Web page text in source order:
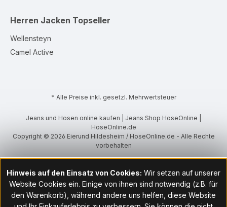
Herren Jacken Topseller
Wellensteyn
Camel Active
* Alle Preise inkl. gesetzl. Mehrwertsteuer
Jeans und Hosen online kaufen | Jeans Shop HoseOnline |
HoseOnline.de
Copyright © 2026 Eierund Hildesheim / HoseOnline.de - Alle Rechte
vorbehalten
Hinweis auf den Einsatz von Cookies: Wir setzen auf unserer
Website Cookies ein. Einige von ihnen sind notwendig (z.B. für
den Warenkorb), während andere uns helfen, diese Website